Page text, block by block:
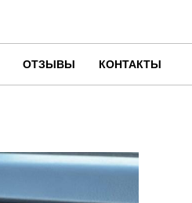
ОТЗЫВЫ КОНТАКТЫ